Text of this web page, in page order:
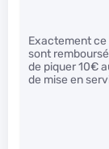
Exactement ce
sont
de piquer 10€
de mise en